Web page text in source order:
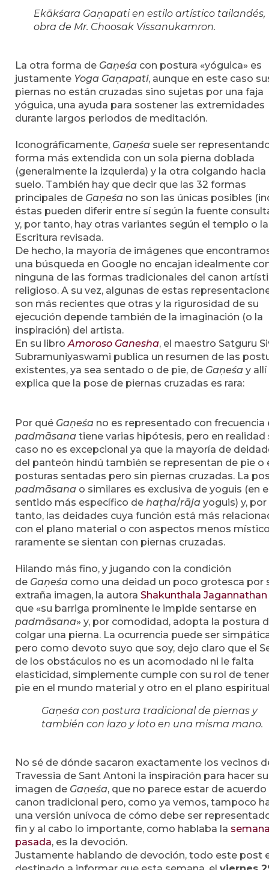
Ekākśara Gaṇapati en estilo artístico tailandés,
obra de Mr. Choosak Vissanukamron.
La otra forma de Gaṇeśa con postura «yóguica» es
justamente Yoga Gaṇapati, aunque en este caso
piernas no están cruzadas sino sujetas por una faja
yóguica, una ayuda para sostener las extremidades
durante largos periodos de meditación.
Iconográficamente, Gaṇeśa suele ser
forma más extendida con un sola pierna doblada
(generalmente la izquierda) y la otra colgando hacia
suelo. También hay que decir que las 32 formas
principales de Gaṇeśa no son las únicas posibles
éstas pueden diferir entre sí según la fuente
y, por tanto, hay otras variantes según el templo o la
Escritura revisada.
De hecho, la mayoría de imágenes que
una búsqueda en Google no encajan idealmente
ninguna de las formas tradicionales del canon
religioso. A su vez, algunas de estas
son más recientes que otras y la rigurosidad de su
ejecución depende también de la imaginación (o la
inspiración) del artista.
En su libro Amoroso Ganesha, el maestro Satguru
Subramuniyaswami publica un resumen de las
existentes, ya sea sentado o de pie, de Gaṇeśa y allí
explica que la pose de piernas cruzadas es rara:
Por qué Gaṇeśa no es representado con frecuencia
padmāsana tiene varias hipótesis, pero en realidad
caso no es excepcional ya que la mayoría de
del panteón hindú también se representan de pie o
posturas sentadas pero sin piernas cruzadas. La
padmāsana o similares es exclusiva de yoguis (en
sentido más específico de haṭha/rāja yoguis) y, por
tanto, las deidades cuya función está más
con el plano material o con aspectos menos
raramente se sientan con piernas cruzadas.
Hilando más fino, y jugando con la condición
de Gaṇeśa como una deidad un poco grotesca por
extraña imagen, la autora Shakunthala Jagannathan
que «su barriga prominente le impide sentarse en
padmāsana» y, por comodidad, adopta la postura
colgar una pierna. La ocurrencia puede ser
pero como devoto suyo que soy, dejo claro que el
de los obstáculos no es un acomodado ni le falta
elasticidad, simplemente cumple con su rol de
pie en el mundo material y otro en el plano
Gaṇeśa con postura tradicional de piernas y
también con lazo y loto en una misma mano.
No sé de dónde sacaron exactamente los vecinos
Travessia de Sant Antoni la inspiración para hacer su
imagen de Gaṇeśa, que no parece estar de acuerdo
canon tradicional pero, como ya vemos, tampoco
una versión unívoca de cómo debe ser
fin y al cabo lo importante, como hablaba la
pasada, es la devoción.
Justamente hablando de devoción, todo este post